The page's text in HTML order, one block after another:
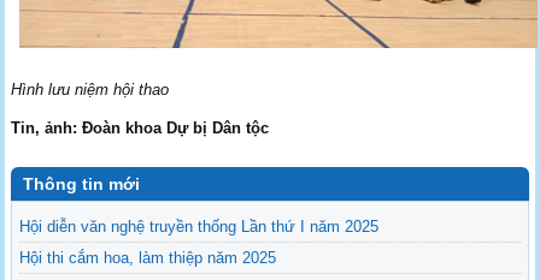
Hình lưu niệm hội thao
Tin, ảnh: Đoàn khoa Dự bị Dân tộc
Thông tin mới
Hội diễn văn nghệ truyền thống Lần thứ I năm 2025
Hội thi cắm hoa, làm thiệp năm 2025